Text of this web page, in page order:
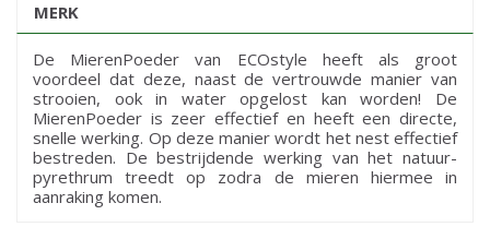
MERK
De MierenPoeder van ECOstyle heeft als groot
voordeel dat deze, naast de vertrouwde manier van
strooien, ook in water opgelost kan worden! De
MierenPoeder is zeer effectief en heeft een directe,
snelle werking. Op deze manier wordt het nest effectief
bestreden. De bestrijdende werking van het natuur-
pyrethrum treedt op zodra de mieren hiermee in
aanraking komen.